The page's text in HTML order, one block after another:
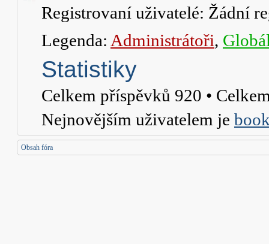
Registrovaní uživatelé: Žádní
Legenda: Administrátoři,
Statistiky
Celkem příspěvků 920 •
Nejnovějším uživatelem je
Obsah fóra